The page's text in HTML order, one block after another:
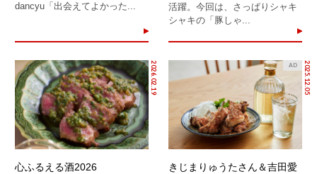
dancyu「出会えてよかった...
活躍。今回は、さっぱりシャキ
シャキの「豚しゃ...
2026.02.19
心ふるえる酒2026
2025.12.05
AD
きじまりゅうたさん＆吉田愛